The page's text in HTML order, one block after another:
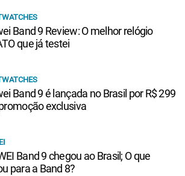
Band 9 Review: O melhor relógio
que já testei
Band 9 é lançada no Brasil por R$ 299
exclusiva
Band 9 chegou ao Brasil; O que
para a Band 8?